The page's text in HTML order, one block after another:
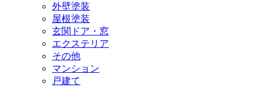
外壁塗装
屋根塗装
玄関ドア・窓
エクステリア
その他
マンション
戸建て